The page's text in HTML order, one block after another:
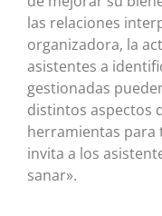
las relaciones
organizadora, la
asistentes a
gestionadas
distintos aspectos
herramientas para
invita a los
sanar».